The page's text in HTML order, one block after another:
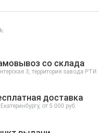
со склада
3, территория завода РТИ
доставка
от 5 000 руб.